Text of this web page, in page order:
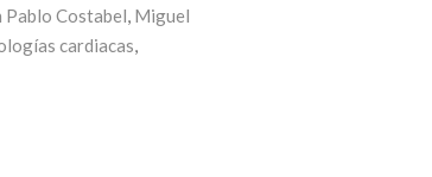
Pablo Costabel, Miguel
cardiacas,